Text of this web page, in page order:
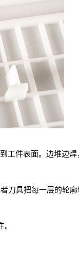
工件表面。边堆边焊
刀具把每一层的轮